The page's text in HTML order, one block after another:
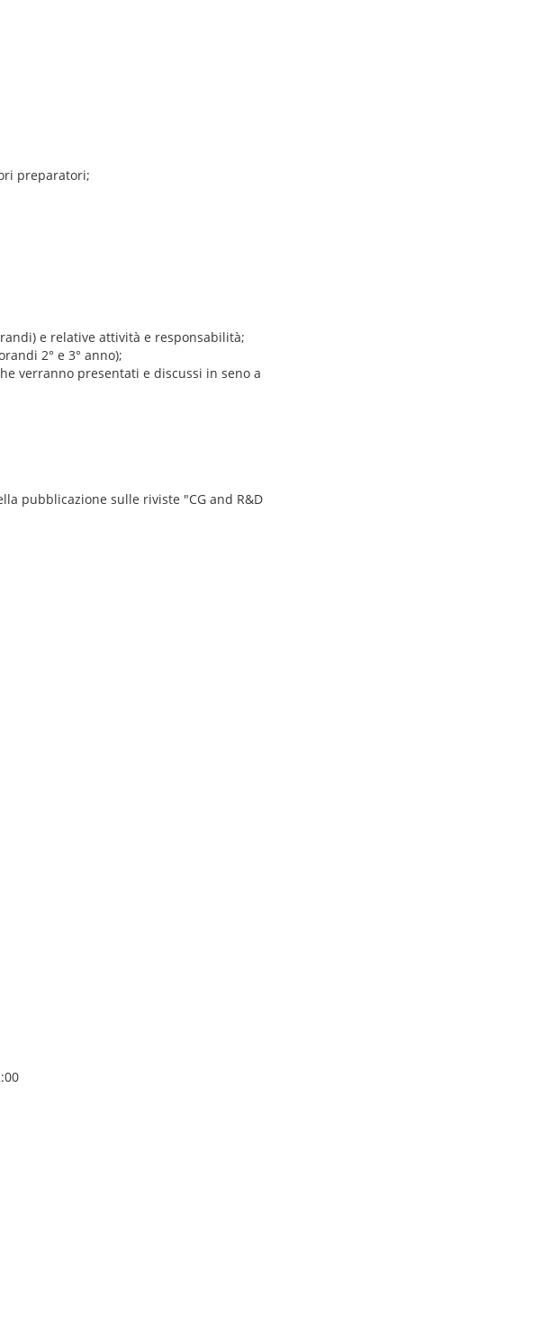
preparatori;
e relative attività e responsabilità;
2° e 3° anno);
verranno presentati e discussi in seno a
pubblicazione sulle riviste "CG and R&D